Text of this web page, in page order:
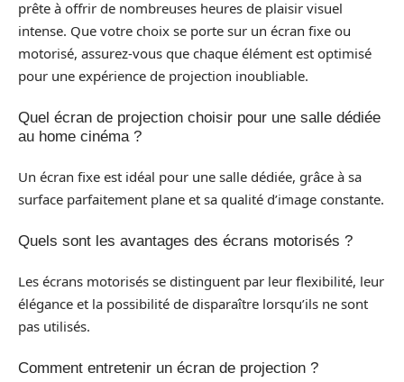
prête à offrir de nombreuses heures de plaisir visuel
intense. Que votre choix se porte sur un écran fixe ou
motorisé, assurez-vous que chaque élément est optimisé
pour une expérience de projection inoubliable.
Quel écran de projection choisir pour une salle dédiée
au home cinéma ?
Un écran fixe est idéal pour une salle dédiée, grâce à sa
surface parfaitement plane et sa qualité d’image constante.
Quels sont les avantages des écrans motorisés ?
Les écrans motorisés se distinguent par leur flexibilité, leur
élégance et la possibilité de disparaître lorsqu’ils ne sont
pas utilisés.
Comment entretenir un écran de projection ?